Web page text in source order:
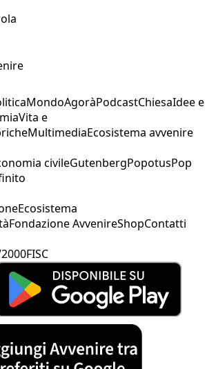
MondoAgoràPodcastChiesaIdee e
Vita e
MultimediaEcosistema avvenire
civileGutenbergPopotusPop
Ecosistema
Fondazione AvvenireShopContatti
FISC